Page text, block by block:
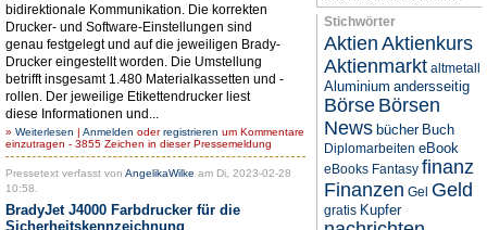
bidirektionale Kommunikation. Die korrekten
Drucker- und Software-Einstellungen sind
genau festgelegt und auf die jeweiligen Brady-
Drucker eingestellt worden. Die Umstellung
betrifft insgesamt 1.480 Materialkassetten und -
rollen. Der jeweilige Etikettendrucker liest
diese Informationen und...
» Weiterlesen | Anmelden oderregistrieren um Kommentare
einzutragen - 3855 Zeichen in dieser Pressemeldung
Pressetext verfasst von AngelikaWilke am Di, 2023-02-28
10:58.
BradyJet J4000 Farbdrucker für die
Sicherheitskennzeichnung
Stichwörter
Aktien Aktienkurs
Aktienmarkt altmetall
Aluminium andersseitig
Börse Börsen
News bücher Buch
Diplomarbeiten eBook
eBooks Fantasy finanz
Finanzen Gel Geld
gratis Kupfer